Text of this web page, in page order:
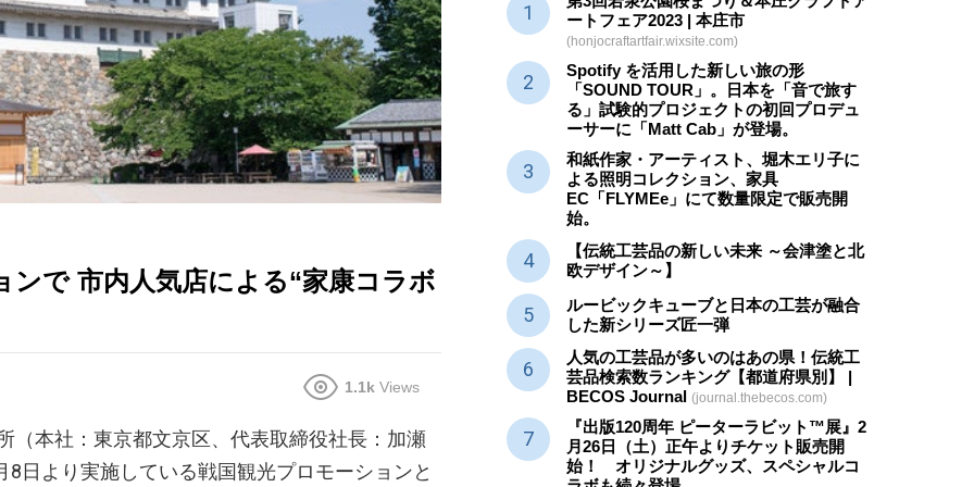
ンで 市内人気店による“家康コラボ
1.1k Views
（本社：東京都文京区、代表取締役社長：加瀬
日より実施している戦国観光プロモーションと
ートフェア2023 | 本庄市
(honjocraftartfair.wixsite.com)
Spotify を活用した新しい旅の形
「SOUND TOUR」。日本を「音で旅す
る」試験的プロジェクトの初回プロデュ
ーサーに「Matt Cab」が登場。
和紙作家・アーティスト、堀木エリ子に
よる照明コレクション、家具
EC「FLYMEe」にて数量限定で販売開
始。
【伝統工芸品の新しい未来 ～会津塗と北
欧デザイン～】
ルービックキューブと日本の工芸が融合
した新シリーズ匠一弾
人気の工芸品が多いのはあの県！伝統工
芸品検索数ランキング【都道府県別】 |
BECOS Journal (journal.thebecos.com)
『出版120周年 ピーターラビット™展』2
月26日（土）正午よりチケット販売開
始！ オリジナルグッズ、スペシャルコ